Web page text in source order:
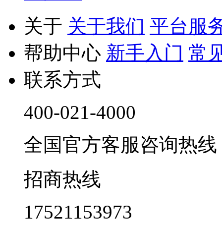
关于 关于我们 平台服
帮助中心 新手入门 常
联系方式
400-021-4000
全国官方客服咨询热线
招商热线
17521153973